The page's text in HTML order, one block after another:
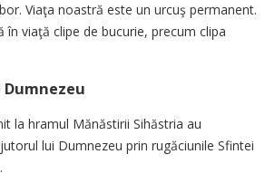
Viaţa noastră este un urcuş permanent.
în viaţă clipe de bucurie, precum clipa
Dumnezeu
la hramul Mănăstirii Sihăstria au
lui Dumnezeu prin rugăciunile Sfintei